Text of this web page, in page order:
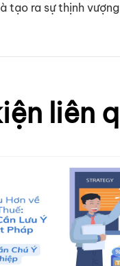
tạo ra sự thịnh
liên